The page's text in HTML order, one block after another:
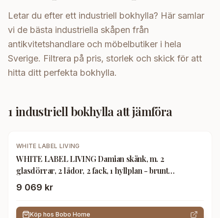
Letar du efter ett industriell bokhylla? Här samlar
vi de bästa industriella skåpen från
antikvitetshandlare och möbelbutiker i hela
Sverige. Filtrera på pris, storlek och skick för att
hitta ditt perfekta bokhylla.
1 industriell bokhyllaatt jämföra
WHITE LABEL LIVING
WHITE LABEL LIVING Damian skänk, m. 2
glasdörrar, 2 lådor, 2 fack, 1 hyllplan - brunt
gran/svart järn
9 069 kr
Köp hos Bobo Home